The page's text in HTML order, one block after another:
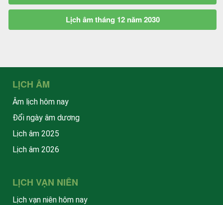
Lịch âm tháng 12 năm 2030
LỊCH ÂM
Âm lịch hôm nay
Đổi ngày âm dương
Lịch âm 2025
Lịch âm 2026
LỊCH VẠN NIÊN
Lịch vạn niên hôm nay